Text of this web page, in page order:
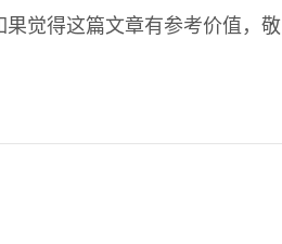
觉得这篇文章有参考价值，敬